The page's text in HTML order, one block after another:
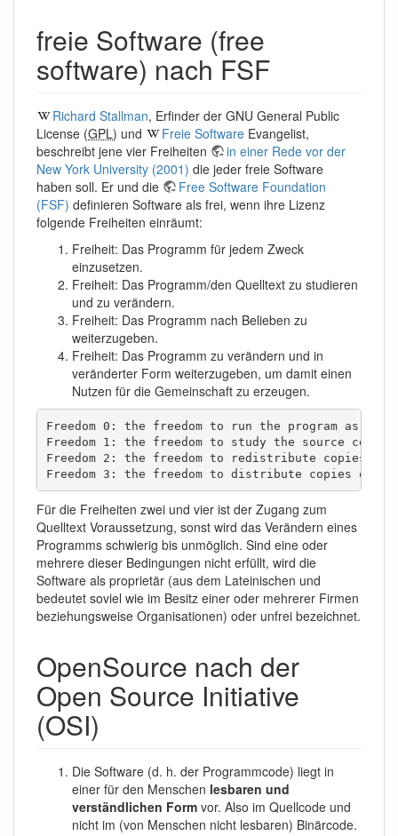
freie Software (free
software) nach FSF
Richard Stallman, Erfinder der GNU General Public
License (GPL) und Freie Software Evangelist,
beschreibt jene vier Freiheiten
in einer Rede vor der
New York University (2001) die jeder freie Software
haben soll. Er und die
Free Software Foundation
(FSF) definieren Software als frei, wenn ihre Lizenz
folgende Freiheiten einräumt:
Freiheit: Das Programm für jedem Zweck
einzusetzen.
Freiheit: Das Programm/den Quelltext zu studieren
und zu verändern.
Freiheit: Das Programm nach Belieben zu
weiterzugeben.
Freiheit: Das Programm zu verändern und in
veränderter Form weiterzugeben, um damit einen
Nutzen für die Gemeinschaft zu erzeugen.
Freedom 0: the freedom to run the program as you
Freedom 1: the freedom to study the source code,
Freedom 2: the freedom to redistribute copies of
Freedom 3: the freedom to distribute copies of
Für die Freiheiten zwei und vier ist der Zugang zum
Quelltext Voraussetzung, sonst wird das Verändern eines
Programms schwierig bis unmöglich. Sind eine oder
mehrere dieser Bedingungen nicht erfüllt, wird die
Software als proprietär (aus dem Lateinischen und
bedeutet soviel wie im Besitz einer oder mehrerer Firmen
beziehungsweise Organisationen) oder unfrei bezeichnet.
OpenSource nach der
Open Source Initiative
(OSI)
Die Software (d. h. der Programmcode) liegt in
einer für den Menschen lesbaren und
verständlichen Form vor. Also im Quellcode und
nicht im (von Menschen nicht lesbaren) Binärcode.